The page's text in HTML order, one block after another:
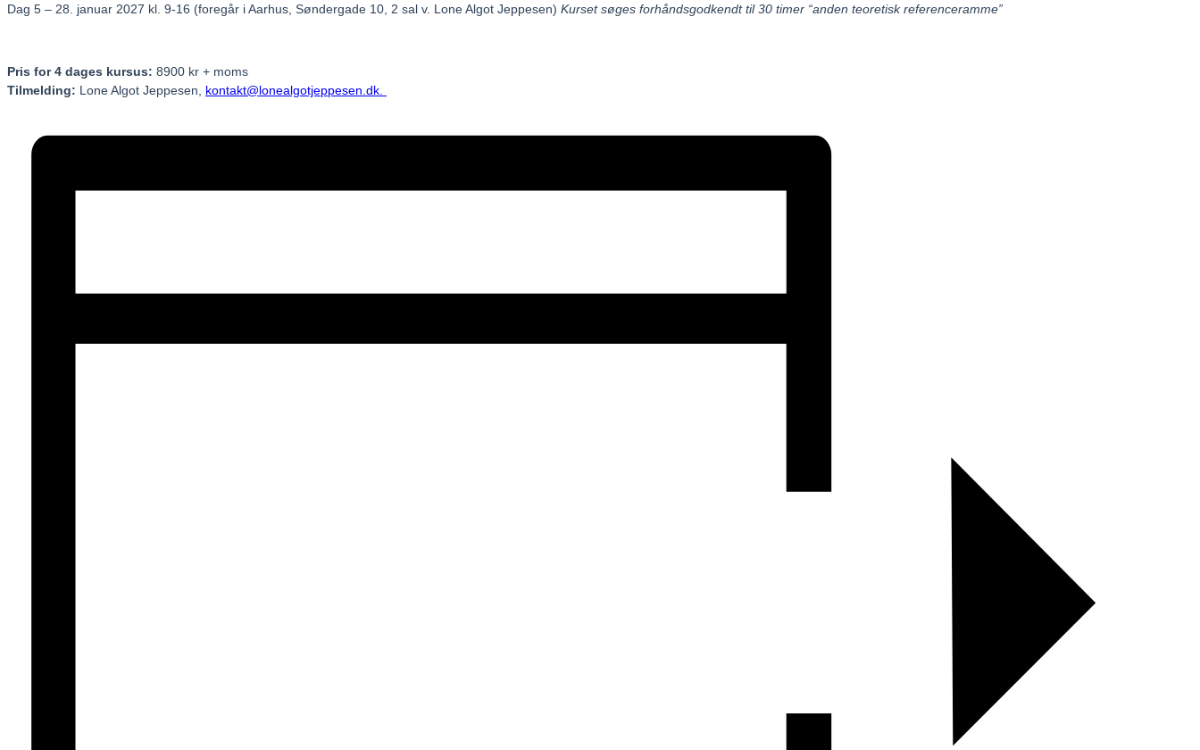
Dag 5 – 28. januar 2027 kl. 9-16 (foregår i Aarhus, Søndergade 10, 2 sal v. Lone Algot Jeppesen) Kurset søges forhåndsgodkendt til 30 timer “anden teoretisk referenceramme”
Pris for 4 dages kursus: 8900 kr + moms
Tilmelding: Lone Algot Jeppesen, kontakt@lonealgotjeppesen.dk.